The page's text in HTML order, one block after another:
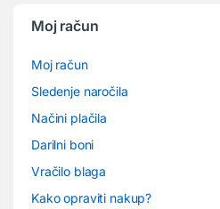
Moj račun
Moj račun
Sledenje naročila
Načini plačila
Darilni boni
Vračilo blaga
Kako opraviti nakup?